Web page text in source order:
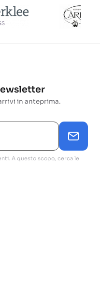
in anteprima.
A questo scopo, cerca le